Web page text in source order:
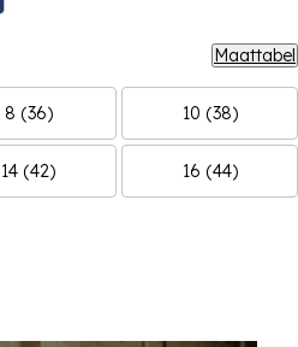
Maattabel
8 (36) 10 (38)
14 (42) 16 (44)